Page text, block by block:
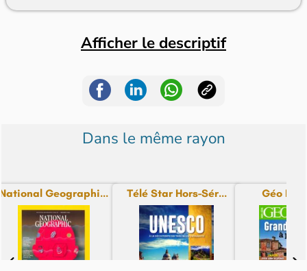
Afficher le descriptif
Dans le même rayon
National Geographi... Télé Star Hors-Sér... Géo